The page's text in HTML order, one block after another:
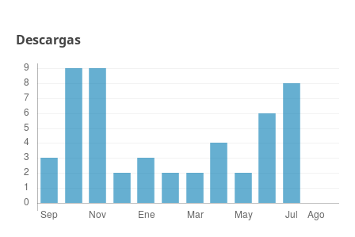
Descargas